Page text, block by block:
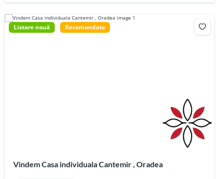
Listare nouă Recomandate
Vindem Casa individuala Cantemir , Oradea